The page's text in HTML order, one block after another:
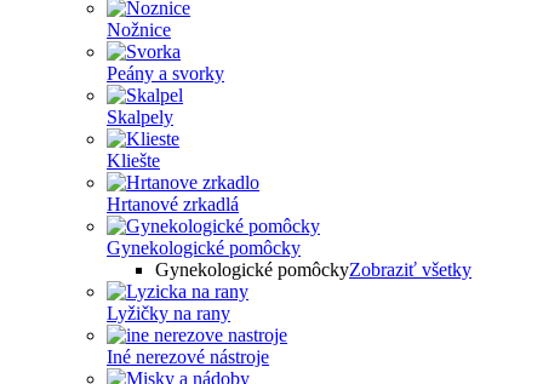
Nožnice
Peány a svorky
Skalpely
Kliešte
Hrtanové zrkadlá
Gynekologické pomôcky
Gynekologické pomôckyZobraziť všetky
Lyžičky na rany
Iné nerezové nástroje